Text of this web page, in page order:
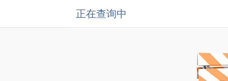
正在查询中